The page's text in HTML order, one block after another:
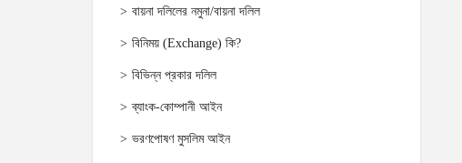
বায়না দলিলের নমুনা/বায়না দলিল
বিনিময় (Exchange) কি?
বিভিন্ন প্রকার দলিল
ব্যাংক-কোম্পানী আইন
ভরণপোষণ মুসলিম আইন